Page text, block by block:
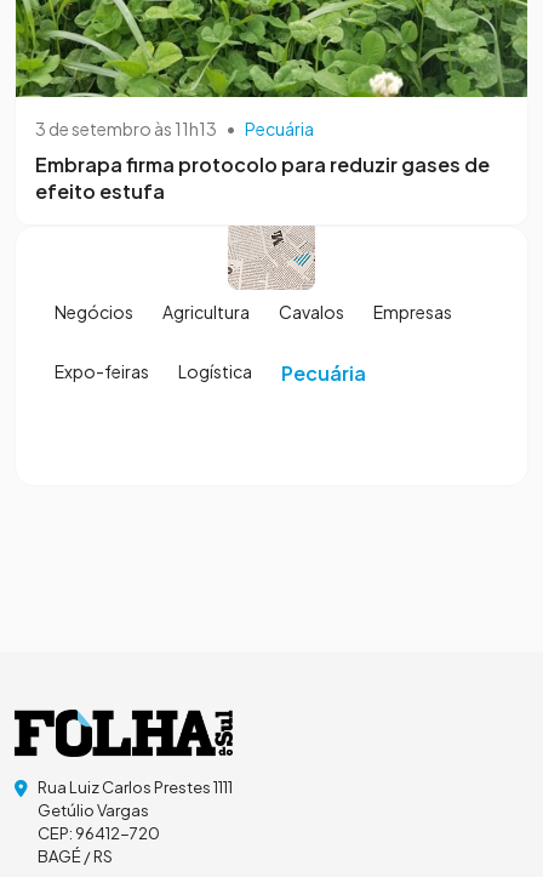
3 de setembro às 11h13 • Pecuária
Embrapa firma protocolo para reduzir gases de
efeito estufa
Negócios Agricultura Cavalos Empresas
Expo-feiras Logística Pecuária
Rua Luiz Carlos Prestes 1111
Getúlio Vargas
CEP: 96412-720
BAGÉ / RS